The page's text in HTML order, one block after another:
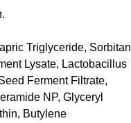
Triglyceride, Sorbitan
Lysate, Lactobacillus
Ferment Filtrate,
NP, Glyceryl
Butylene